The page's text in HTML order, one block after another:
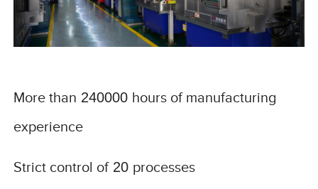
More than 240000 hours of manufacturing
experience
Strict control of20 processes